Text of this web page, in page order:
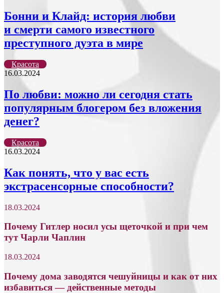
Бонни и Клайд: история любви
и смерти самого известного
преступного дуэта в мире
Красота
16.03.2024
По любви: можно ли сегодня стать
популярным блогером без вложения
денег?
Красота
16.03.2024
Как понять, что у вас есть
экстрасенсорные способности?
18.03.2024
Почему Гитлер носил усы щеточкой и при чем
тут Чарли Чаплин
18.03.2024
Почему дома заводятся чешуйницы и как от них
избавиться — действенные методы